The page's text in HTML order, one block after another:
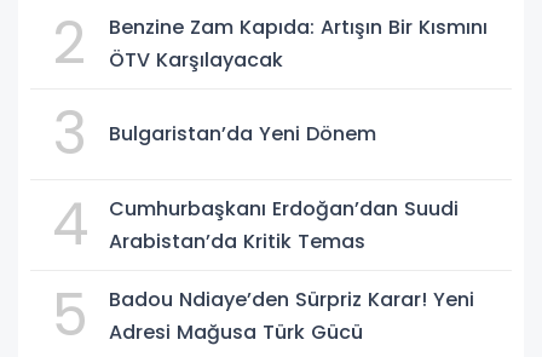
2
Benzine Zam Kapıda: Artışın Bir Kısmını
ÖTV Karşılayacak
3 Bulgaristan’da Yeni Dönem
4
Cumhurbaşkanı Erdoğan’dan Suudi
Arabistan’da Kritik Temas
5
Badou Ndiaye’den Sürpriz Karar! Yeni
Adresi Mağusa Türk Gücü